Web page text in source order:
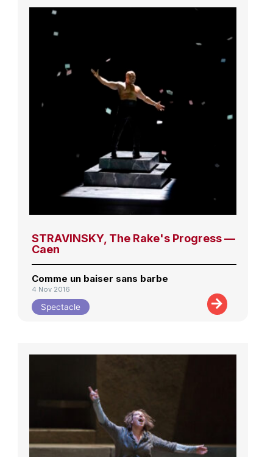
STRAVINSKY, The Rake's Progress —
Caen
Comme un baiser sans barbe
4 Nov 2016
Spectacle